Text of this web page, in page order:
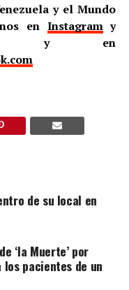
y el Mundo
en Instagramy
en
de su local en
‘la Muerte’ por
pacientes de un